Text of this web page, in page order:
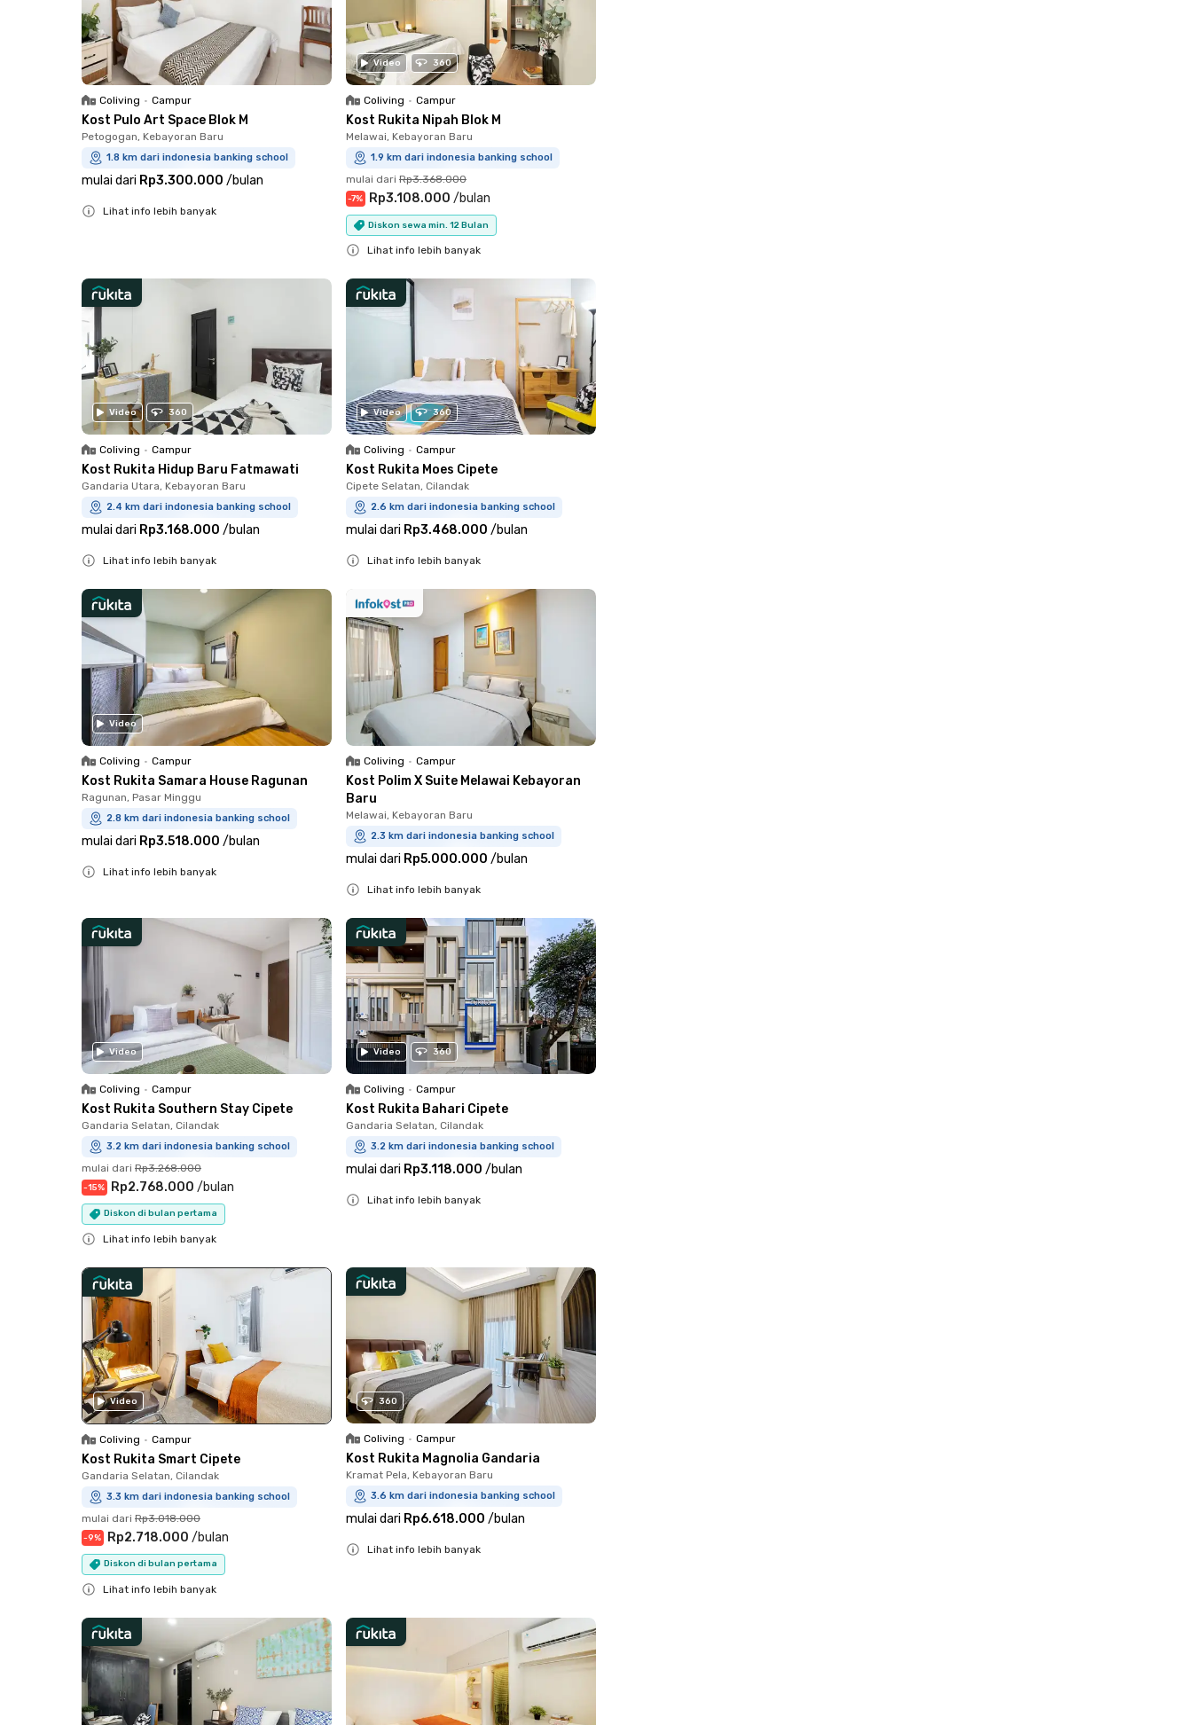
Coliving • Campur
Kost Pulo Art Space Blok M
Petogogan, Kebayoran Baru
1.8 km dari indonesia banking school
mulai dari Rp3.300.000 /bulan
Lihat info lebih banyak
Video 360
Coliving • Campur
Kost Rukita Nipah Blok M
Melawai, Kebayoran Baru
1.9 km dari indonesia banking school
mulai dari Rp3.368.000
-7% Rp3.108.000 /bulan
Diskon sewa min. 12 Bulan
Lihat info lebih banyak
Video 360
Coliving • Campur
Kost Rukita Hidup Baru Fatmawati
Gandaria Utara, Kebayoran Baru
2.4 km dari indonesia banking school
mulai dari Rp3.168.000 /bulan
Lihat info lebih banyak
Video 360
Coliving • Campur
Kost Rukita Moes Cipete
Cipete Selatan, Cilandak
2.6 km dari indonesia banking school
mulai dari Rp3.468.000 /bulan
Lihat info lebih banyak
Video
Coliving • Campur
Kost Rukita Samara House Ragunan
Ragunan, Pasar Minggu
2.8 km dari indonesia banking school
mulai dari Rp3.518.000 /bulan
Lihat info lebih banyak
Coliving • Campur
Kost Polim X Suite Melawai Kebayoran
Baru
Melawai, Kebayoran Baru
2.3 km dari indonesia banking school
mulai dari Rp5.000.000 /bulan
Lihat info lebih banyak
Video
Coliving • Campur
Kost Rukita Southern Stay Cipete
Gandaria Selatan, Cilandak
3.2 km dari indonesia banking school
mulai dari Rp3.268.000
-15% Rp2.768.000 /bulan
Diskon di bulan pertama
Lihat info lebih banyak
Video 360
Coliving • Campur
Kost Rukita Bahari Cipete
Gandaria Selatan, Cilandak
3.2 km dari indonesia banking school
mulai dari Rp3.118.000 /bulan
Lihat info lebih banyak
Video
Coliving • Campur
Kost Rukita Smart Cipete
Gandaria Selatan, Cilandak
3.3 km dari indonesia banking school
mulai dari Rp3.018.000
-9% Rp2.718.000 /bulan
Diskon di bulan pertama
Lihat info lebih banyak
360
Coliving • Campur
Kost Rukita Magnolia Gandaria
Kramat Pela, Kebayoran Baru
3.6 km dari indonesia banking school
mulai dari Rp6.618.000 /bulan
Lihat info lebih banyak